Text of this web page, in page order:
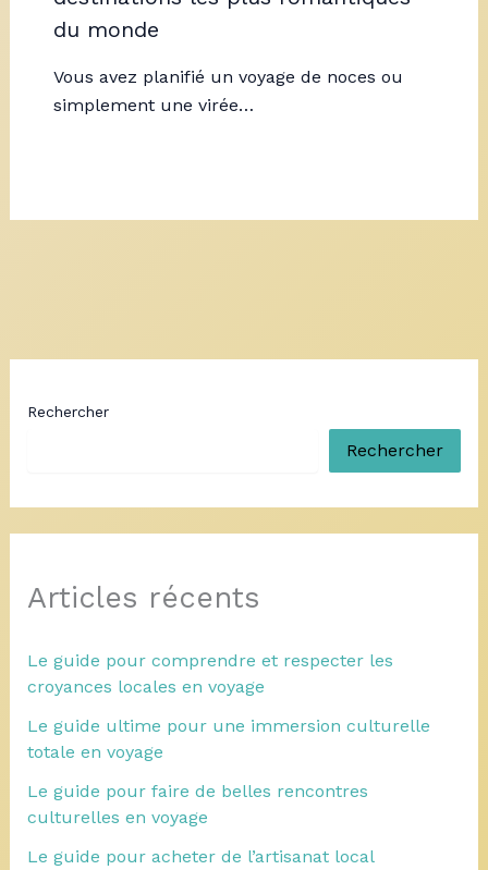
du monde
Vous avez planifié un voyage de noces ou
simplement une virée…
Rechercher
Rechercher
Articles récents
Le guide pour comprendre et respecter les
croyances locales en voyage
Le guide ultime pour une immersion culturelle
totale en voyage
Le guide pour faire de belles rencontres
culturelles en voyage
Le guide pour acheter de l’artisanat local